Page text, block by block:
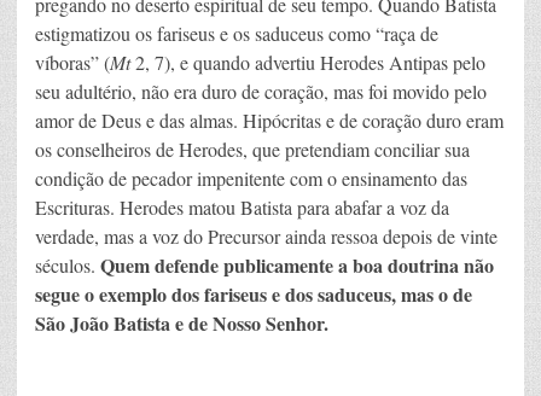
estigmatizou os fariseus e os saduceus como “raça de
víboras” (Mt2, 7), e quando advertiu Herodes Antipas pelo
seu adultério, não era duro de coração, mas foi movido pelo
amor de Deus e das almas. Hipócritas e de coração duro eram
os conselheiros de Herodes, que pretendiam conciliar sua
condição de pecador impenitente com o ensinamento das
Escrituras. Herodes matou Batista para abafar a voz da
verdade, mas a voz do Precursor ainda ressoa depois de vinte
séculos. Quem defende publicamente a boa doutrina não
segue o exemplo dos fariseus e dos saduceus, mas o de
São João Batista e de Nosso Senhor.